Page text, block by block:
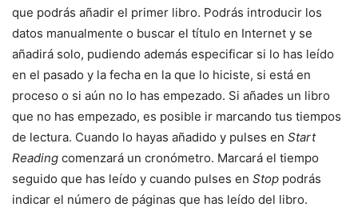
que podrás añadir el primer libro. Podrás introducir los
datos manualmente o buscar el título en Internet y se
añadirá solo, pudiendo además especificar si lo has leído
en el pasado y la fecha en la que lo hiciste, si está en
proceso o si aún no lo has empezado. Si añades un libro
que no has empezado, es posible ir marcando tus tiempos
de lectura. Cuando lo hayas añadido y pulses en Start
Reading comenzará un cronómetro. Marcará el tiempo
seguido que has leído y cuando pulses en Stop podrás
indicar el número de páginas que has leído del libro.